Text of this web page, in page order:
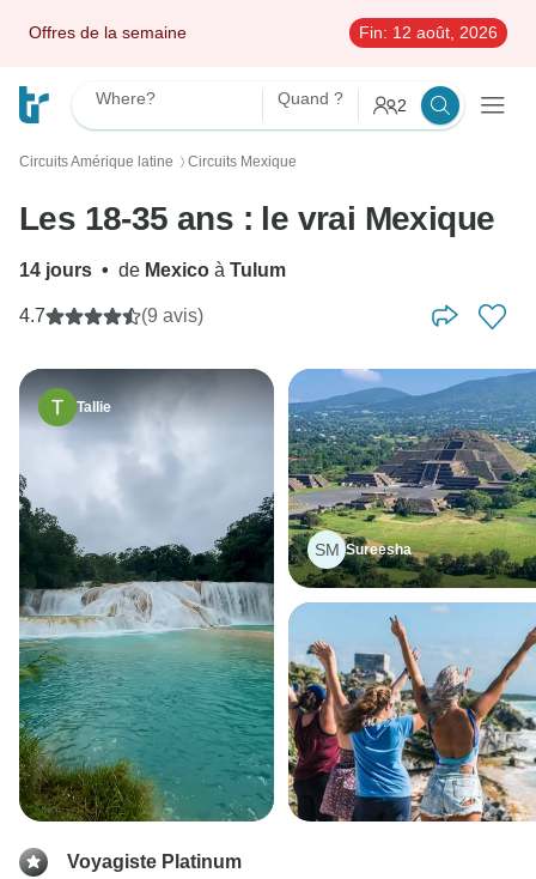
Offres de la semaine Fin: 12 août, 2026
Where? Quand ? 2
Circuits Amérique latine 〉 Circuits Mexique
Les 18-35 ans : le vrai Mexique
14 jours • de Mexico à Tulum
4.7 (9 avis)
Tallie
SM Sureesha
Voyagiste Platinum